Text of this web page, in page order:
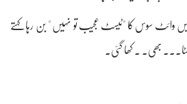
وائٹ سوس کا "ٹیسٹ عجیب تو نہیں " بن رہا کہتے
بھی۔ ۔ کھا گئی۔